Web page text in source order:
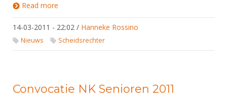
Read more
14-03-2011 - 22:02 / Hanneke Rossino
Nieuws Scheidsrechter
Convocatie NK Senioren 2011